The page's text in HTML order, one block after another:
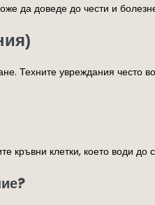
да доведе до чести и
Техните увреждания често
кръвни клетки, което води до